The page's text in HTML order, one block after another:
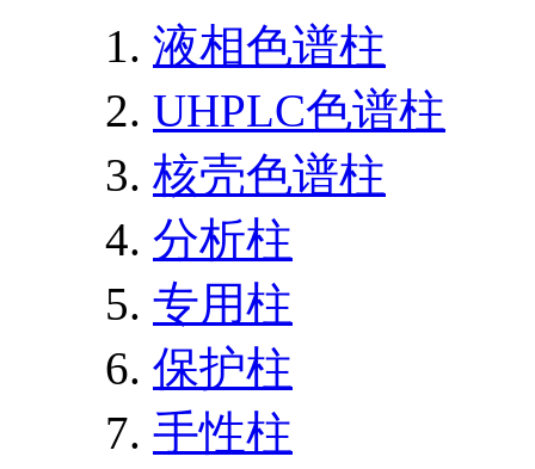
液相色谱柱
UHPLC色谱柱
核壳色谱柱
分析柱
专用柱
保护柱
手性柱